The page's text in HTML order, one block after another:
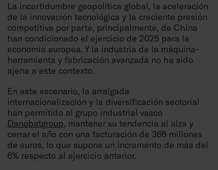
La incertidumbre geopolítica global, la aceleración
de la innovación tecnológica y la creciente presión
competitiva por parte, principalmente, de China
han condicionado el ejercicio de 2025 para la
economía europea. Y la industria de la máquina-
herramienta y fabricación avanzada no ha sido
ajena a este contexto.
En este escenario, la arraigada
internacionalización y la diversificación sectorial
han permitido al grupo industrial vasco
Danobatgroup, mantener su tendencia al alza y
cerrar el año con una facturación de 366 millones
de euros, lo que supone un incremento de más del
6% respecto al ejercicio anterior.